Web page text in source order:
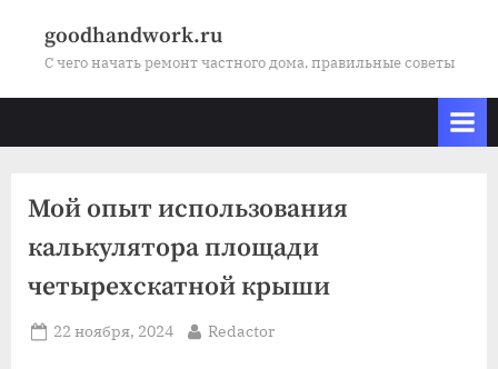
goodhandwork.ru
С чего начать ремонт частного дома, правильные советы
Мой опыт использования
калькулятора площади
четырехскатной крыши
Posted
22 ноября, 2024 By
Redactor